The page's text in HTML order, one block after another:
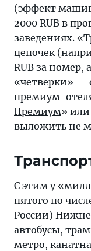
(эффект
2000 RUB в
заведениях.
цепочек
RUB за номер,
«четверки» —
премиум-
Премиум» или
выложить не
С этим у
пятого по
России)
автобусы,
метро,